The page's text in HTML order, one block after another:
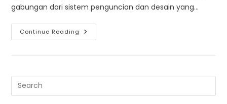
gabungan dari sistem penguncian dan desain yang…
Continue Reading Partisi
Lipat
Surabaya